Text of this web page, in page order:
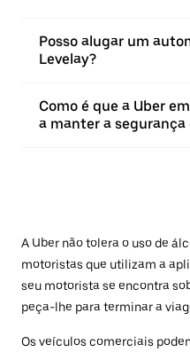
Posso alugar um
Levelay?
Como é que a Uber
a manter a segurança
A Uber não tolera o uso de
motoristas que utilizam a
seu motorista se encontra
peça-lhe para terminar a
Os veículos comerciais